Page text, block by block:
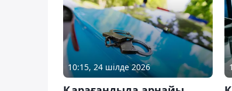
10:15, 24 шілде 2026